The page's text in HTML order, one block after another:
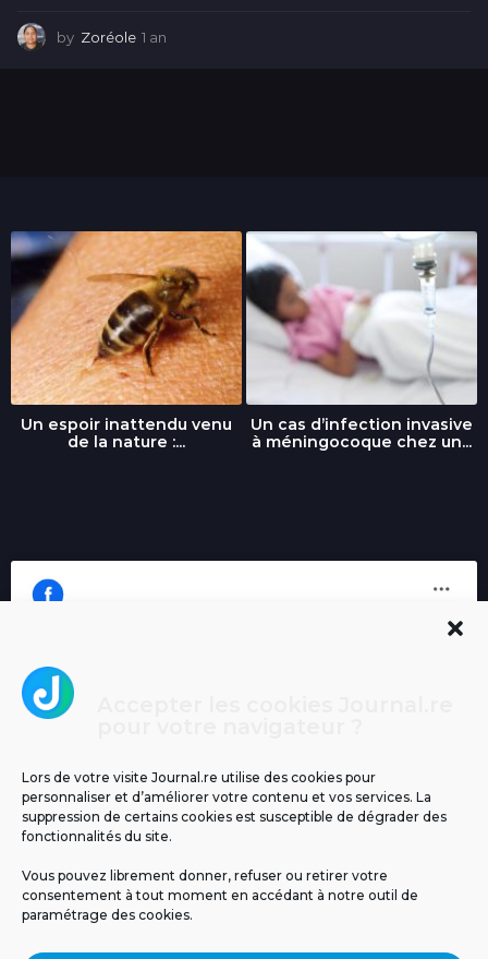
Lors de votre visite Journal.re utilise des cookies pour
personnaliser et d’améliorer votre contenu et vos services. La
suppression de certains cookies est susceptible de dégrader des
fonctionnalités du site.
Vous pouvez librement donner, refuser ou retirer votre
consentement à tout moment en accédant à notre outil de
paramétrage des cookies.
by Zoréole 1 an
Un espoir inattendu venu
de la nature :...
Un cas d’infection invasive
à méningocoque chez un...